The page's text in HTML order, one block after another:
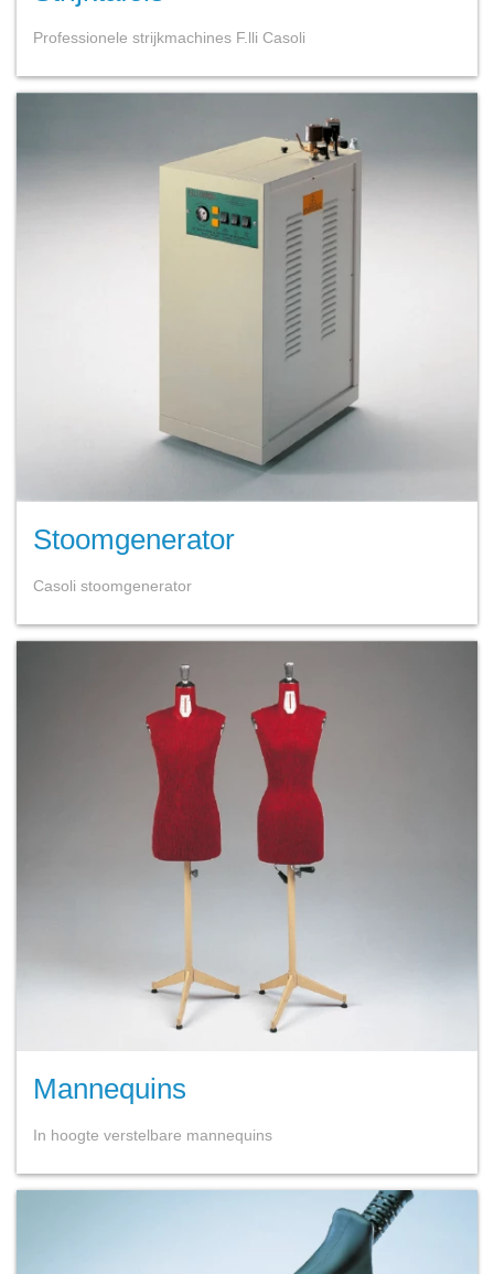
Professionele strijkmachines F.lli Casoli
Stoomgenerator
Casoli stoomgenerator
Mannequins
In hoogte verstelbare mannequins